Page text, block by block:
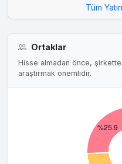
tutarında sipariş
Yeni İş İlişkisi hk.
2024 tarihinde KDV hariç
yüzdoksanyedibin
tutarında sipariş
tesislerimiz tam kapasite
Kamuoyu ve
Tüm
Ortaklar
Hisse almadan önce, şirkette
araştırmak önemlidir.